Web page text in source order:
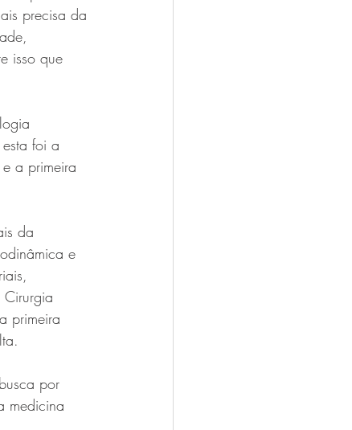
precisa da
isso que
foi a
a primeira
da
e
primeira
por
medicina